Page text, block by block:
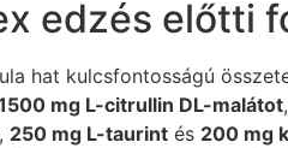
edzés előtti
hat kulcsfontosságú
mg L-citrullin DL-malátot,
, 250 mg L-taurint és 200 mg